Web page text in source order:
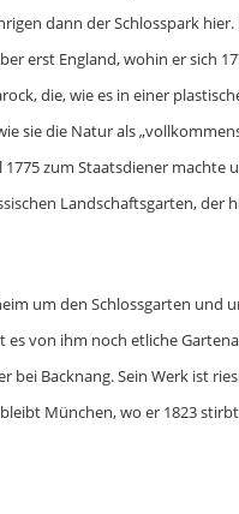
dann der Schlosspark
erst England, wohin er sich
die, wie es in einer
sie die Natur als
1775 zum Staatsdiener
Landschaftsgarten,
um den Schlossgarten und
es von ihm noch etliche
bei Backnang. Sein Werk ist
München, wo er 1823